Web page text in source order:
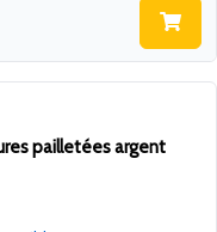
pailletées argent